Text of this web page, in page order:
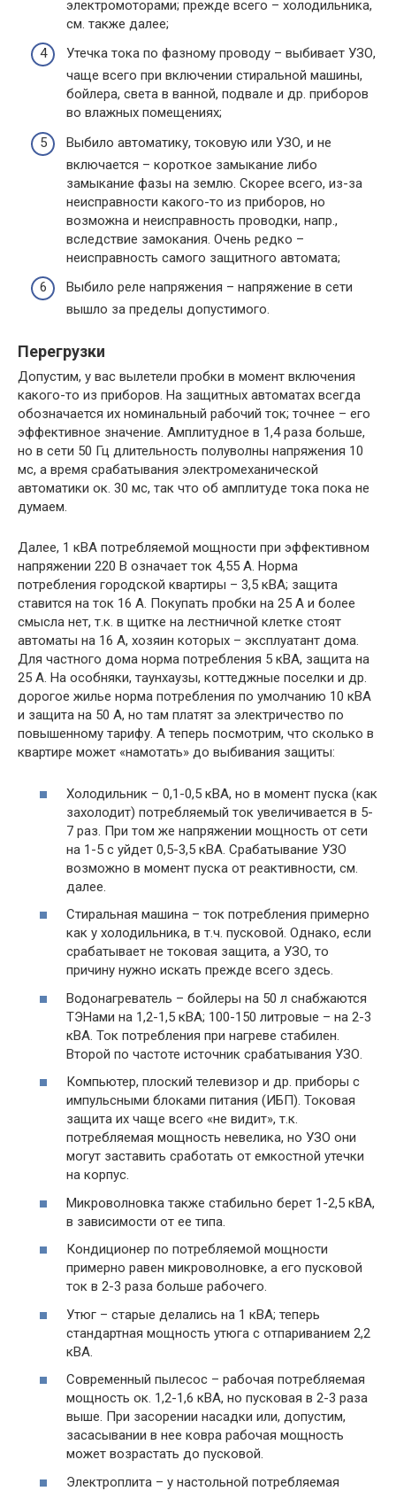
электромоторами; прежде всего – холодильника,
см. также далее;
Утечка тока по фазному проводу – выбивает УЗО,
чаще всего при включении стиральной машины,
бойлера, света в ванной, подвале и др. приборов
во влажных помещениях;
Выбило автоматику, токовую или УЗО, и не
включается – короткое замыкание либо
замыкание фазы на землю. Скорее всего, из-за
неисправности какого-то из приборов, но
возможна и неисправность проводки, напр.,
вследствие замокания. Очень редко –
неисправность самого защитного автомата;
Выбило реле напряжения – напряжение в сети
вышло за пределы допустимого.
Перегрузки
Допустим, у вас вылетели пробки в момент включения
какого-то из приборов. На защитных автоматах всегда
обозначается их номинальный рабочий ток; точнее – его
эффективное значение. Амплитудное в 1,4 раза больше,
но в сети 50 Гц длительность полуволны напряжения 10
мс, а время срабатывания электромеханической
автоматики ок. 30 мс, так что об амплитуде тока пока не
думаем.
Далее, 1 кВА потребляемой мощности при эффективном
напряжении 220 В означает ток 4,55 А. Норма
потребления городской квартиры – 3,5 кВА; защита
ставится на ток 16 А. Покупать пробки на 25 А и более
смысла нет, т.к. в щитке на лестничной клетке стоят
автоматы на 16 А, хозяин которых – эксплуатант дома.
Для частного дома норма потребления 5 кВА, защита на
25 А. На особняки, таунхаузы, коттеджные поселки и др.
дорогое жилье норма потребления по умолчанию 10 кВА
и защита на 50 А, но там платят за электричество по
повышенному тарифу. А теперь посмотрим, что сколько в
квартире может «намотать» до выбивания защиты:
Холодильник – 0,1-0,5 кВА, но в момент пуска (как
захолодит) потребляемый ток увеличивается в 5-
7 раз. При том же напряжении мощность от сети
на 1-5 с уйдет 0,5-3,5 кВА. Срабатывание УЗО
возможно в момент пуска от реактивности, см.
далее.
Стиральная машина – ток потребления примерно
как у холодильника, в т.ч. пусковой. Однако, если
срабатывает не токовая защита, а УЗО, то
причину нужно искать прежде всего здесь.
Водонагреватель – бойлеры на 50 л снабжаются
ТЭНами на 1,2-1,5 кВА; 100-150 литровые – на 2-3
кВА. Ток потребления при нагреве стабилен.
Второй по частоте источник срабатывания УЗО.
Компьютер, плоский телевизор и др. приборы с
импульсными блоками питания (ИБП). Токовая
защита их чаще всего «не видит», т.к.
потребляемая мощность невелика, но УЗО они
могут заставить сработать от емкостной утечки
на корпус.
Микроволновка также стабильно берет 1-2,5 кВА,
в зависимости от ее типа.
Кондиционер по потребляемой мощности
примерно равен микроволновке, а его пусковой
ток в 2-3 раза больше рабочего.
Утюг – старые делались на 1 кВА; теперь
стандартная мощность утюга с отпариванием 2,2
кВА.
Современный пылесос – рабочая потребляемая
мощность ок. 1,2-1,6 кВА, но пусковая в 2-3 раза
выше. При засорении насадки или, допустим,
засасывании в нее ковра рабочая мощность
может возрастать до пусковой.
Электроплита – у настольной потребляемая